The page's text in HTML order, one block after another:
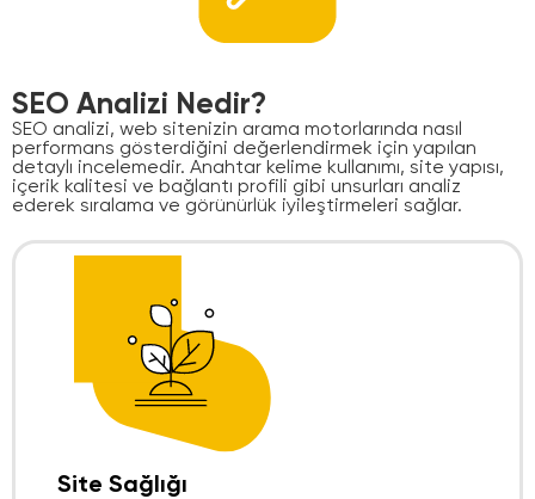
SEO Analizi Nedir?
SEO analizi, web sitenizin arama motorlarında nasıl
performans gösterdiğini değerlendirmek için yapılan
detaylı incelemedir. Anahtar kelime kullanımı, site yapısı,
içerik kalitesi ve bağlantı profili gibi unsurları analiz
ederek sıralama ve görünürlük iyileştirmeleri sağlar.
Site Sağlığı​